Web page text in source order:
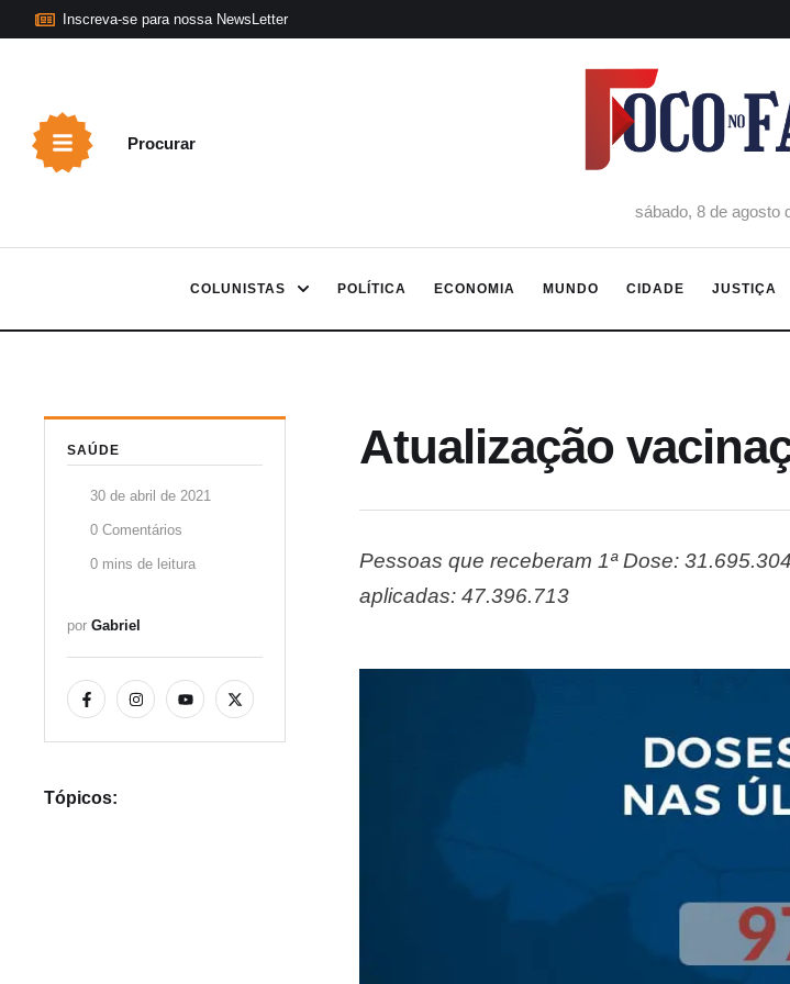
Inscreva-se para nossa NewsLetter
Procurar
sábado, 8 de agosto
COLUNISTAS POLÍTICA ECONOMIA MUNDO CIDADE JUSTIÇA
SAÚDE
30 de abril de 2021
0 Comentários
0 mins de leitura
por Gabriel
Tópicos:
Atualização
Pessoas que receberam 1ª Dose:
aplicadas: 47.396.713